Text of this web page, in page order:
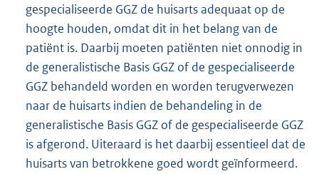
gespecialiseerde GGZ de huisarts adequaat op de
hoogte houden, omdat dit in het belang van de
patiënt is. Daarbij moeten patiënten niet onnodig in
de generalistische Basis GGZ of de gespecialiseerde
GGZ behandeld worden en worden terugverwezen
naar de huisarts indien de behandeling in de
generalistische Basis GGZ of de gespecialiseerde GGZ
is afgerond. Uiteraard is het daarbij essentieel dat de
huisarts van betrokkene goed wordt geïnformeerd.